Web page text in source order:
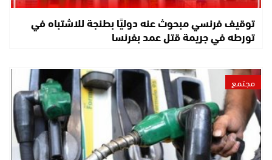
توقيف فرنسي مبحوث عنه دوليًا بطنجة للاشتباه في
تورطه في جريمة قتل عمد بفرنسا
مجتمع